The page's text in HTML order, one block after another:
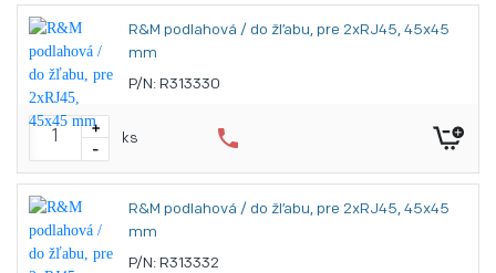
R&M podlahová / do žľabu, pre 2xRJ45, 45x45
mm
P/N: R313330
+
-
ks phone
R&M podlahová / do žľabu, pre 2xRJ45, 45x45
mm
P/N: R313332